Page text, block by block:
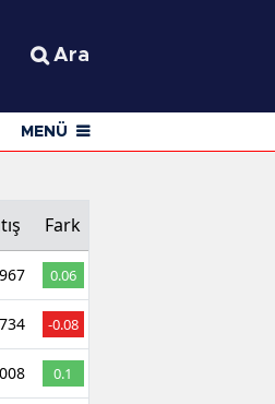
Ara
MENÜ
Fark
0.06
-0.08
0.1